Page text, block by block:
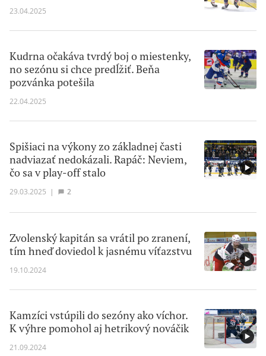
23.04.2025
Kudrna očakáva tvrdý boj o miestenky,
no sezónu si chce predĺžiť. Beňa
pozvánka potešila
22.04.2025
Spišiaci na výkony zo základnej časti
nadviazať nedokázali. Rapáč: Neviem,
čo sa v play-off stalo
29.03.2025 | 2
Zvolenský kapitán sa vrátil po zranení,
tím hneď doviedol k jasnému víťazstvu
19.10.2024
Kamzíci vstúpili do sezóny ako víchor.
K výhre pomohol aj hetrikový nováčik
21.09.2024